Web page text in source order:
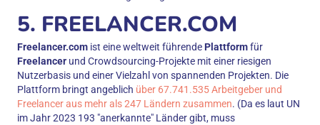
5. FREELANCER.COM
Freelancer.com ist eine weltweit führende Plattformfür
Freelancer und Crowdsourcing-Projekte mit einer riesigen
Nutzerbasis und einer Vielzahl von spannenden Projekten. Die
Plattform bringt angeblich über 67.741.535 Arbeitgeber und
Freelancer aus mehr als 247 Ländern zusammen. (Da es laut UN
im Jahr 2023 193 "anerkannte" Länder gibt, muss